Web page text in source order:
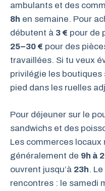
ambulants et des
8h en semaine. Pour
débutent à 3 € pour de
25–30 € pour des
travaillées. Si tu veux
privilégie les
pied dans les ruelles
Pour déjeuner sur le
sandwichs et des
Les commerces
généralement de 9h à
ouvrent jusqu’à 23h.
rencontres : le samedi